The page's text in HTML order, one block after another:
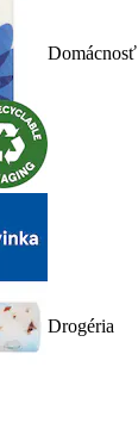
Domácnosť
Drogéria